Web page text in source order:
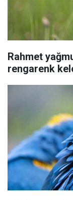
Rahmet
rengarenk